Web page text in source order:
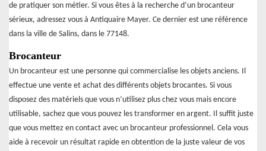
de pratiquer son métier. Si vous êtes à la recherche d’un brocanteur
sérieux, adressez vous à Antiquaire Mayer. Ce dernier est une référence
dans la ville de Salins, dans le 77148.
Brocanteur
Un brocanteur est une personne qui commercialise les objets anciens. Il
effectue une vente et achat des différents objets brocantes. Si vous
disposez des matériels que vous n’utilisez plus chez vous mais encore
utilisable, sachez que vous pouvez les transformer en argent. Il suffit juste
que vous mettez en contact avec un brocanteur professionnel. Cela vous
aide à recevoir un résultat rapide en obtention de la juste valeur de vos